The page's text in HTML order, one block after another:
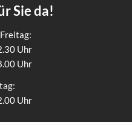
Sie da!
Uhr
Uhr
Uhr